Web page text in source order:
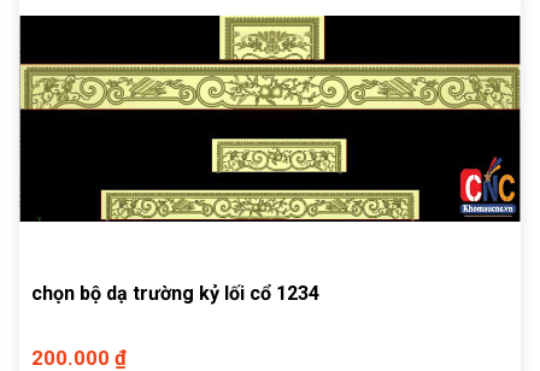
chọn bộ dạ trường kỷ lối cổ 1234
200.000 ₫